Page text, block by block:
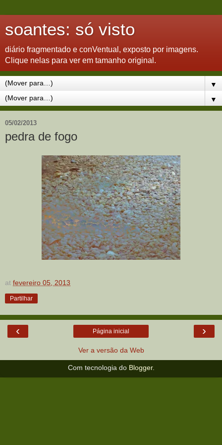
soantes: só visto
diário fragmentado e conVentual, exposto por imagens.
Clique nelas para ver em tamanho original.
▼
▼
05/02/2013
pedra de fogo
at fevereiro 05, 2013
Partilhar
‹ ›
Página inicial
Ver a versão da Web
Com tecnologia do Blogger.